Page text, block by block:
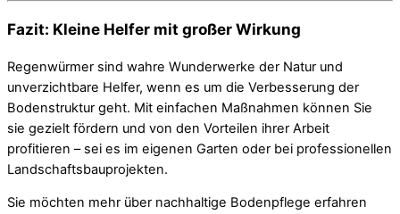
Fazit: Kleine Helfer mit großer Wirkung
Regenwürmer sind wahre Wunderwerke der Natur und
unverzichtbare Helfer, wenn es um die Verbesserung der
Bodenstruktur geht. Mit einfachen Maßnahmen können Sie
sie gezielt fördern und von den Vorteilen ihrer Arbeit
profitieren – sei es im eigenen Garten oder bei professionellen
Landschaftsbauprojekten.
Sie möchten mehr über nachhaltige Bodenpflege erfahren